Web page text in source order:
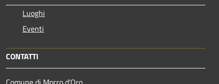
Luoghi
Eventi
CONTATTI